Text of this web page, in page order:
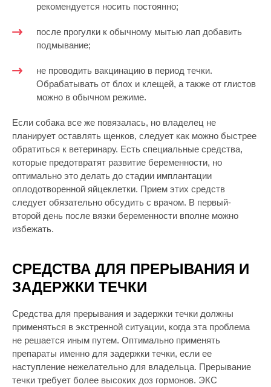
рекомендуется носить постоянно;
после прогулки к обычному мытью лап добавить
подмывание;
не проводить вакцинацию в период течки.
Обрабатывать от блох и клещей, а также от глистов
можно в обычном режиме.
Если собака все же повязалась, но владелец не
планирует оставлять щенков, следует как можно быстрее
обратиться к ветеринару. Есть специальные средства,
которые предотвратят развитие беременности, но
оптимально это делать до стадии имплантации
оплодотворенной яйцеклетки. Прием этих средств
следует обязательно обсудить с врачом. В первый-
второй день после вязки беременности вполне можно
избежать.
СРЕДСТВА ДЛЯ ПРЕРЫВАНИЯ И
ЗАДЕРЖКИ ТЕЧКИ
Средства для прерывания и задержки течки должны
применяться в экстренной ситуации, когда эта проблема
не решается иным путем. Оптимально применять
препараты именно для задержки течки, если ее
наступление нежелательно для владельца. Прерывание
течки требует более высоких доз гормонов. ЭКС